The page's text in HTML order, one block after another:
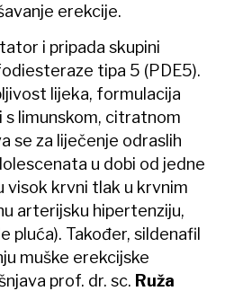
erekcije.
i pripada skupini
tipa 5 (PDE5).
lijeka, formulacija
s limunskom, citratnom
se za liječenje odraslih
u dobi od jedne
visok krvni tlak u krvnim
arterijsku hipertenziju,
pluća). Također, sildenafil
muške erekcijske
prof. dr. sc. Ruža